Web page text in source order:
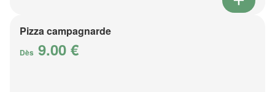
Pizza campagnarde
Dès 9.00 €